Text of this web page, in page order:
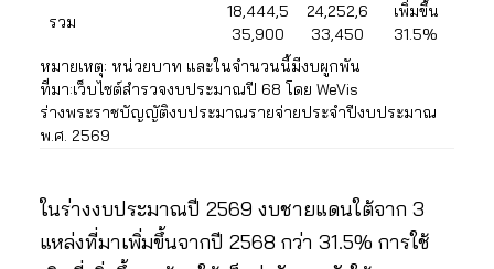
รวม
18,444,5
35,900
24,252,6
33,450
เพิ่มขึ้น
31.5%
หมายเหตุ: หน่วยบาท และในจำนวนนี้มีงบผูกพัน
ที่มา:เว็บไซต์สำรวจงบประมาณปี 68 โดย WeVis
ร่างพระราชบัญญัติงบประมาณรายจ่ายประจำปีงบประมาณ
พ.ศ. 2569
ในร่างงบประมาณปี 2569 งบชายแดนใต้จาก 3
แหล่งที่มาเพิ่มขึ้นจากปี 2568 กว่า 31.5% การใช้